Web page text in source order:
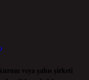
veya şahıs şirketi